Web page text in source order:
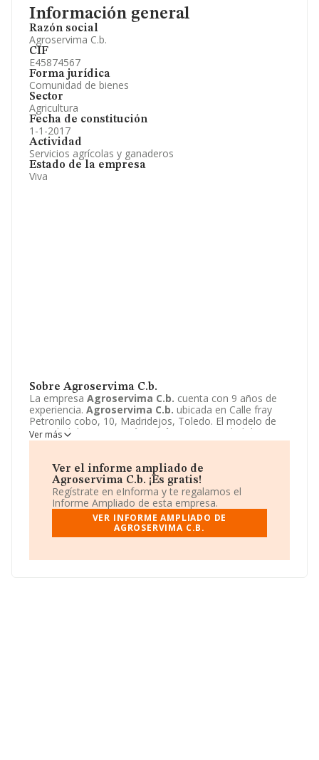
Información general
Razón social
Agroservima C.b.
CIF
E45874567
Forma jurídica
Comunidad de bienes
Sector
Agricultura
Fecha de constitución
1-1-2017
Actividad
Servicios agrícolas y ganaderos
Estado de la empresa
Viva
Sobre Agroservima C.b.
La empresa Agroservima C.b. cuenta con 9 años de
experiencia. Agroservima C.b. ubicada en Calle fray
Petronilo cobo, 10, Madridejos, Toledo. El modelo de
sociedad de
Agroservima C.b.
es Comunidad de
bienes.
Ver más
Ver el informe ampliado de
Agroservima C.b. ¡Es gratis!
Regístrate en eInforma y te regalamos el
Informe Ampliado de esta empresa.
VER INFORME AMPLIADO DE
AGROSERVIMA C.B.
Información oficial y registral complementaria.